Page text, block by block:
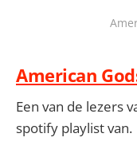
American
Een van de lezers
spotify playlist van.